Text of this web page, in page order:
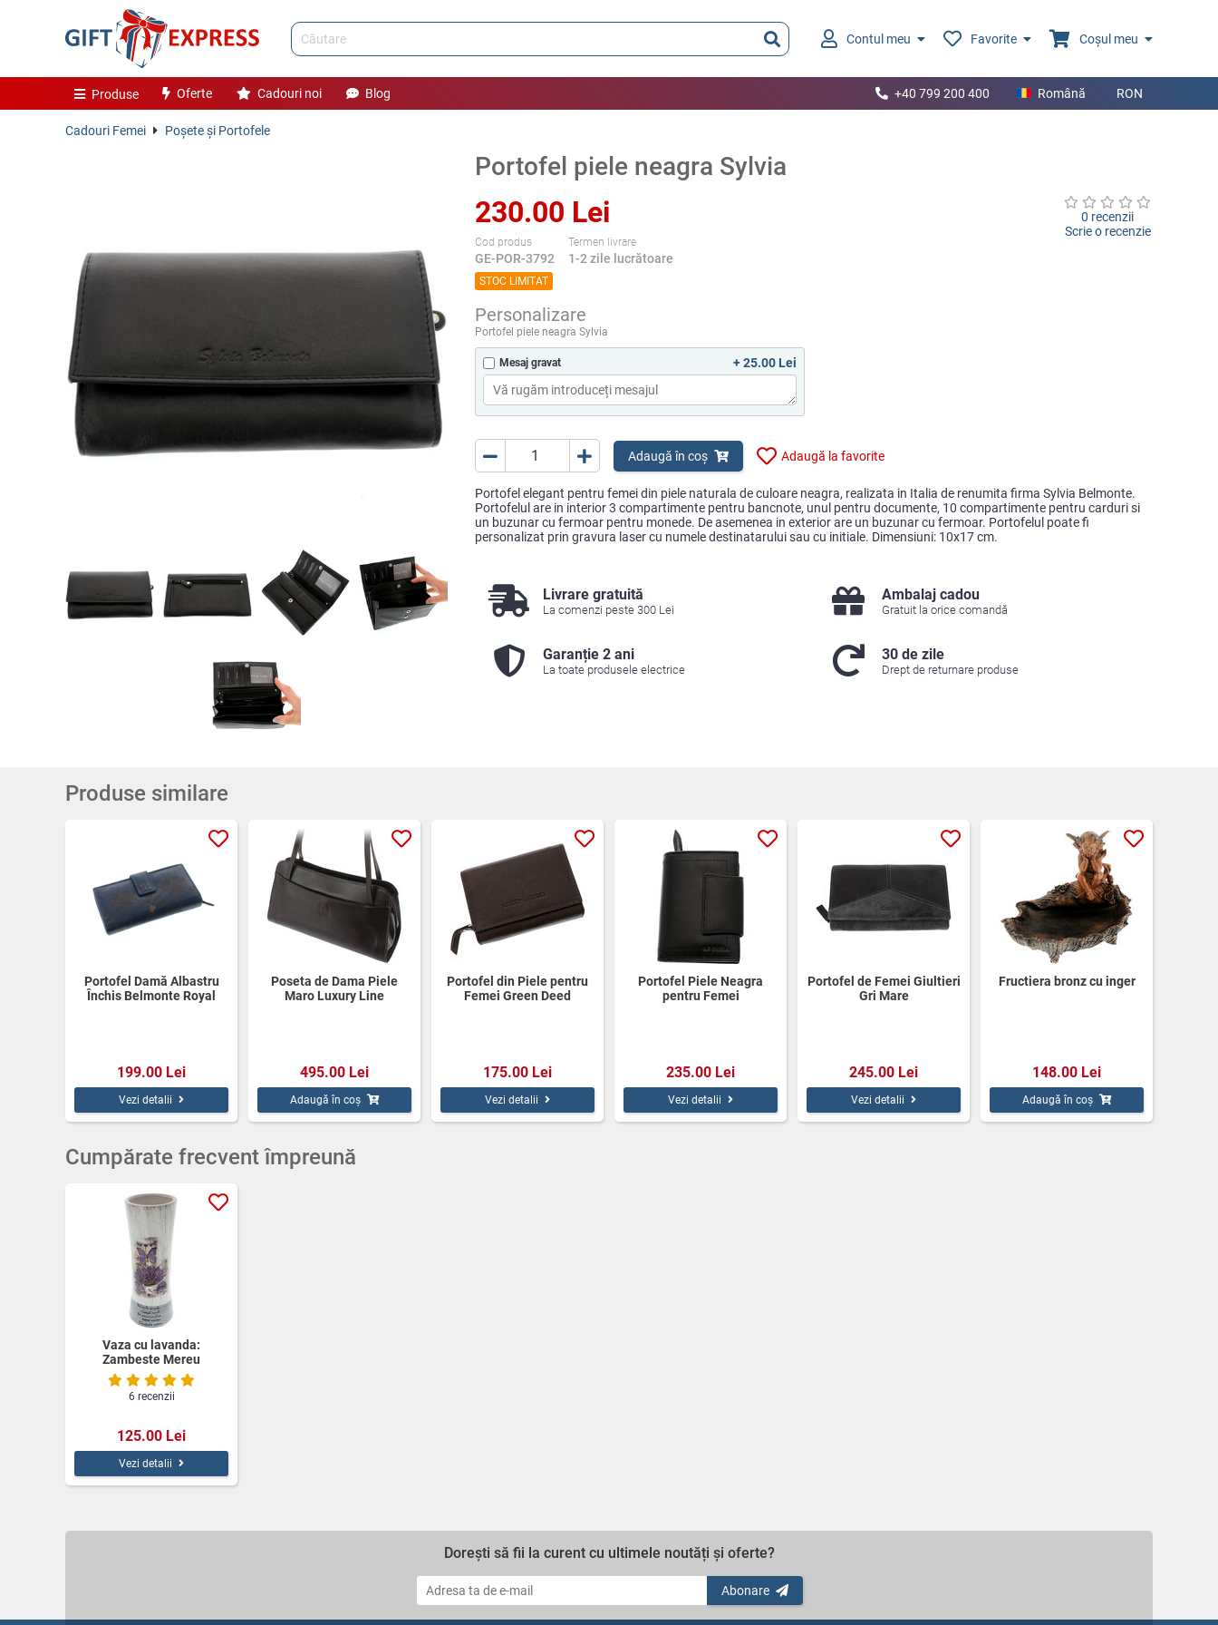
Contul meu Favorite Coșul meu
Produse Oferte Cadouri noi Blog +40 799 200 400 Română RON
Cadouri Femei Poşete şi Portofele
Portofel piele neagra Sylvia
230.00 Lei
Cod produs
GE-POR-3792
Termen livrare
1-2 zile lucrătoare
STOC LIMITAT
0 recenzii
Scrie o recenzie
Personalizare
Portofel piele neagra Sylvia
Mesaj gravat + 25.00 Lei
Adaugă în coș Adaugă la favorite
Portofel elegant pentru femei din piele naturala de culoare neagra, realizata in Italia de renumita firma Sylvia Belmonte.
Portofelul are in interior 3 compartimente pentru bancnote, unul pentru documente, 10 compartimente pentru carduri si
un buzunar cu fermoar pentru monede. De asemenea in exterior are un buzunar cu fermoar. Portofelul poate fi
personalizat prin gravura laser cu numele destinatarului sau cu initiale. Dimensiuni: 10x17 cm.
Livrare gratuită
La comenzi peste 300 Lei
Ambalaj cadou
Gratuit la orice comandă
Garanție 2 ani
La toate produsele electrice
30 de zile
Drept de returnare produse
Produse similare
Portofel Damă Albastru
Închis Belmonte Royal
199.00 Lei
Vezi detalii
Poseta de Dama Piele
Maro Luxury Line
495.00 Lei
Adaugă în coș
Portofel din Piele pentru
Femei Green Deed
175.00 Lei
Vezi detalii
Portofel Piele Neagra
pentru Femei
235.00 Lei
Vezi detalii
Portofel de Femei Giultieri
Gri Mare
245.00 Lei
Vezi detalii
Fructiera bronz cu inger
148.00 Lei
Adaugă în coș
Cumpărate frecvent împreună
Vaza cu lavanda:
Zambeste Mereu
6 recenzii
125.00 Lei
Vezi detalii
Dorești să fii la curent cu ultimele noutăți și oferte?
Abonare